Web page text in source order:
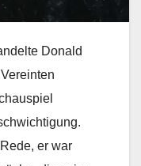
Donald
er war